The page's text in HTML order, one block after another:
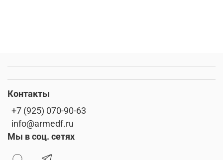
Контакты
+7 (925) 070-90-63
info@armedf.ru
Мы в соц. сетях